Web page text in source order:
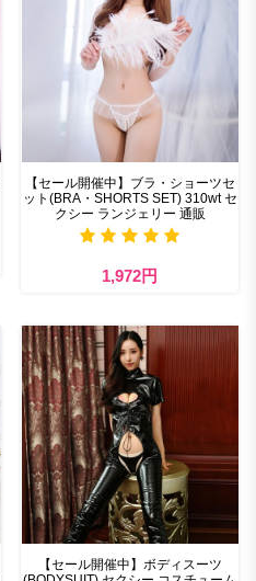
【セール開催中】ブラ・ショーツセ
ット(BRA・SHORTS SET) 310wt セ
クシー ランジェリー 通販
1,972円
【セール開催中】ボディスーツ